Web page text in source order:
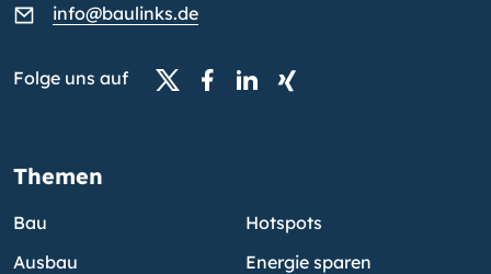
info@baulinks.de
Folge uns auf
Themen
Bau
Ausbau
Hotspots
Energie sparen